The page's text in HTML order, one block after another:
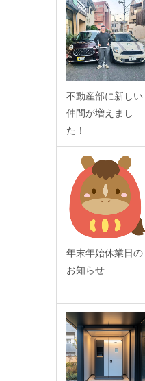
不動産部に新しい
仲間が増えまし
た！
年末年始休業日の
お知らせ